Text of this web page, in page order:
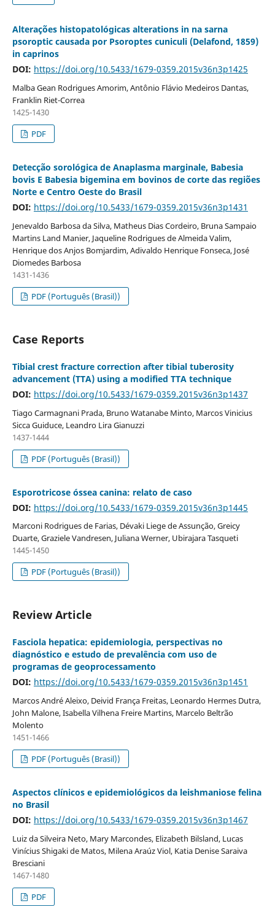
Alterações histopatológicas alterations in na sarna
psoroptic causada por Psoroptes cuniculi (Delafond, 1859)
in caprinos
DOI: https://doi.org/10.5433/1679-0359.2015v36n3p1425
Malba Gean Rodrigues Amorim, Antônio Flávio Medeiros Dantas,
Franklin Riet-Correa
1425-1430
PDF
Detecção sorológica de Anaplasma marginale, Babesia
bovis E Babesia bigemina em bovinos de corte das regiões
Norte e Centro Oeste do Brasil
DOI: https://doi.org/10.5433/1679-0359.2015v36n3p1431
Jenevaldo Barbosa da Silva, Matheus Dias Cordeiro, Bruna Sampaio
Martins Land Manier, Jaqueline Rodrigues de Almeida Valim,
Henrique dos Anjos Bomjardim, Adivaldo Henrique Fonseca, José
Diomedes Barbosa
1431-1436
PDF (Português (Brasil))
Case Reports
Tibial crest fracture correction after tibial tuberosity
advancement (TTA) using a modified TTA technique
DOI: https://doi.org/10.5433/1679-0359.2015v36n3p1437
Tiago Carmagnani Prada, Bruno Watanabe Minto, Marcos Vinicius
Sicca Guiduce, Leandro Lira Gianuzzi
1437-1444
PDF (Português (Brasil))
Esporotricose óssea canina: relato de caso
DOI: https://doi.org/10.5433/1679-0359.2015v36n3p1445
Marconi Rodrigues de Farias, Dévaki Liege de Assunção, Greicy
Duarte, Graziele Vandresen, Juliana Werner, Ubirajara Tasqueti
1445-1450
PDF (Português (Brasil))
Review Article
Fasciola hepatica: epidemiologia, perspectivas no
diagnóstico e estudo de prevalência com uso de
programas de geoprocessamento
DOI: https://doi.org/10.5433/1679-0359.2015v36n3p1451
Marcos André Aleixo, Deivid França Freitas, Leonardo Hermes Dutra,
John Malone, Isabella Vilhena Freire Martins, Marcelo Beltrão
Molento
1451-1466
PDF (Português (Brasil))
Aspectos clínicos e epidemiológicos da leishmaniose felina
no Brasil
DOI: https://doi.org/10.5433/1679-0359.2015v36n3p1467
Luiz da Silveira Neto, Mary Marcondes, Elizabeth Bilsland, Lucas
Vinícius Shigaki de Matos, Milena Araúz Viol, Katia Denise Saraiva
Bresciani
1467-1480
PDF